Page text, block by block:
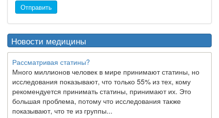
Отправить
Новости медицины
Рассматривая статины?
Много миллионов человек в мире принимают статины, но
исследования показывают, что только 55% из тех, кому
рекомендуется принимать статины, принимают их. Это
большая проблема, потому что исследования также
показывают, что те из группы...